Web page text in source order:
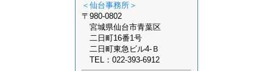
＜仙台事務所＞
〒980-0802
宮城県仙台市青葉区
二日町16番1号
二日町東急ビル4-Ｂ
TEL：022-393-6912